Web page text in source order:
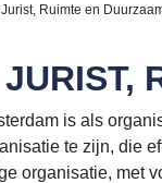
Ruimte en
is als
te zijn, die
organisatie, met